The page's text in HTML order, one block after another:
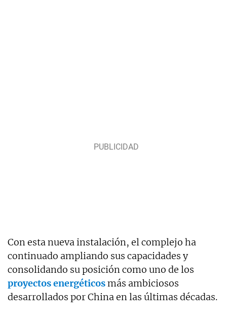
Con esta nueva instalación, el complejo ha
continuado ampliando sus capacidades y
consolidando su posición como uno de los
proyectos energéticosmás ambiciosos
desarrollados por China en las últimas décadas.